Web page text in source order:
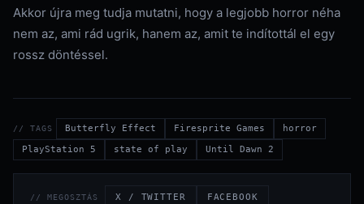
Akkor újra meg tudja mutatni, hogy a legjobb horror néha
nem az, ami rád ugrik, hanem az, amit te indítottál el egy
rossz döntéssel.
// TAGS Butterfly Effect Firesprite Games
horror
PlayStation 5
state of play Until Dawn 2
// MEGOSZTÁS X / TWITTER FACEBOOK